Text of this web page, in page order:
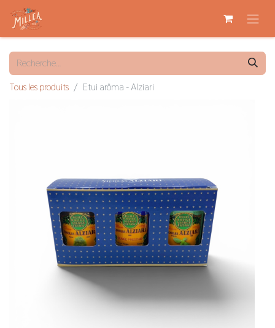
Tous les produits Etui arôma - Alziari